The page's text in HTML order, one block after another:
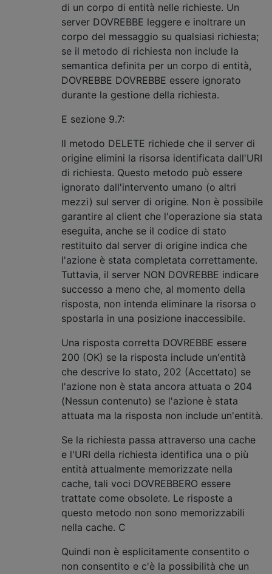
di un corpo di entità nelle richieste. Un
server DOVREBBE leggere e inoltrare un
corpo del messaggio su qualsiasi richiesta;
se il metodo di richiesta non include la
semantica definita per un corpo di entità,
DOVREBBE DOVREBBE essere ignorato
durante la gestione della richiesta.
E sezione 9.7:
Il metodo DELETE richiede che il server di
origine elimini la risorsa identificata dall'URI
di richiesta. Questo metodo può essere
ignorato dall'intervento umano (o altri
mezzi) sul server di origine. Non è possibile
garantire al client che l'operazione sia stata
eseguita, anche se il codice di stato
restituito dal server di origine indica che
l'azione è stata completata correttamente.
Tuttavia, il server NON DOVREBBE indicare
successo a meno che, al momento della
risposta, non intenda eliminare la risorsa o
spostarla in una posizione inaccessibile.
Una risposta corretta DOVREBBE essere
200 (OK) se la risposta include un'entità
che descrive lo stato, 202 (Accettato) se
l'azione non è stata ancora attuata o 204
(Nessun contenuto) se l'azione è stata
attuata ma la risposta non include un'entità.
Se la richiesta passa attraverso una cache
e l'URI della richiesta identifica una o più
entità attualmente memorizzate nella
cache, tali voci DOVREBBERO essere
trattate come obsolete. Le risposte a
questo metodo non sono memorizzabili
nella cache. C
Quindi non è esplicitamente consentito o
non consentito e c'è la possibilità che un